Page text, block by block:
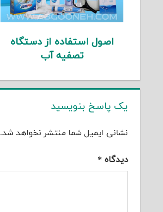
اصول استفاده از دستگاه
تصفیه آب
یک پاسخ بنویسید
نشانی ایمیل شما منتشر نخواهد شد.
دیدگاه *